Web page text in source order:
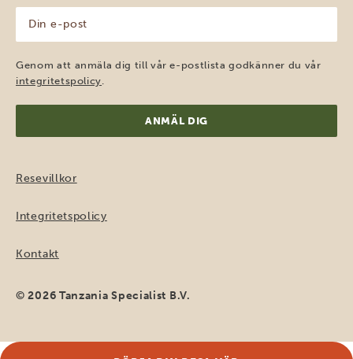
post
(Obligatoriskt)
Genom att anmäla dig till vår e-postlista godkänner du vår
integritetspolicy
Resevillkor
Integritetspolicy
Kontakt
© 2026 Tanzania Specialist B.V.